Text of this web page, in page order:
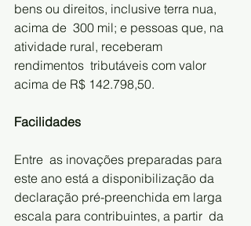
bens ou direitos, inclusive terra nua,
acima de  300 mil; e pessoas que, na
atividade rural, receberam
rendimentos  tributáveis com valor
acima de R$ 142.798,50.
Facilidades
Entre  as inovações preparadas para
este ano está a disponibilização da
declaração pré-preenchida em larga
escala para contribuintes, a partir  da